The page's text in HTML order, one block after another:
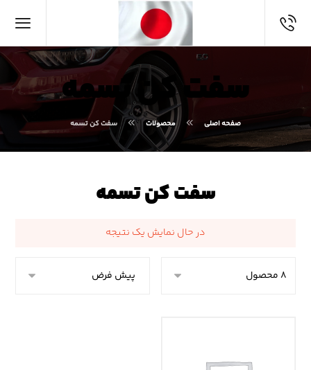
سفت کن تسمه
صفحه اصلی محصولات سفت کن تسمه
سفت کن تسمه
در حال نمایش یک نتیجه